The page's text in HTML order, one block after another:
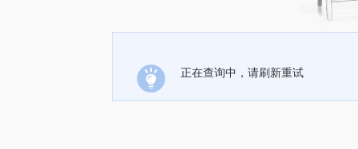
正在查询中，请刷新重试